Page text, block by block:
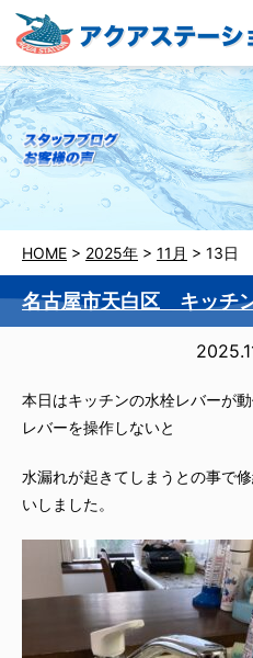
HOME > 2025年 > 11月 > 13日
名古屋市天白区 キッチ
本日はキッチンの水栓レバーが
レバーを操作しないと
水漏れが起きてしまうとの事で
いしました。